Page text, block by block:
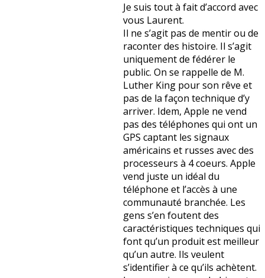
Je suis tout à fait d’accord avec
vous Laurent.
Il ne s’agit pas de mentir ou de
raconter des histoire. Il s’agit
uniquement de fédérer le
public. On se rappelle de M.
Luther King pour son rêve et
pas de la façon technique d’y
arriver. Idem, Apple ne vend
pas des téléphones qui ont un
GPS captant les signaux
américains et russes avec des
processeurs à 4 coeurs. Apple
vend juste un idéal du
téléphone et l’accès à une
communauté branchée. Les
gens s’en foutent des
caractéristiques techniques qui
font qu’un produit est meilleur
qu’un autre. Ils veulent
s’identifier à ce qu’ils achètent.